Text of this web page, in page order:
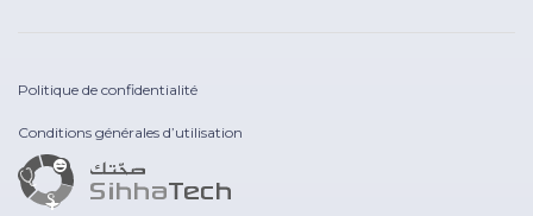
Politique de confidentialité
Conditions générales d’utilisation